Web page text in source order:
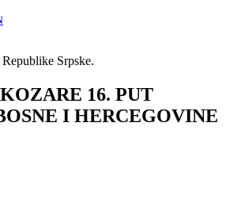
Srpske.
16. PUT
I HERCEGOVINE